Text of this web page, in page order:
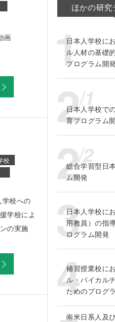
画
校
校への
学校によ
の実施
ほかの研究
日本人学校に
ル人材の基礎
プログラム開発
日本人学校で
育プログラム
総合学習型日
ム開発
日本人学校に
用教員）の指
ログラム開発
補習授業校に
ル・バイカル
ためのプログ
南米日系人及